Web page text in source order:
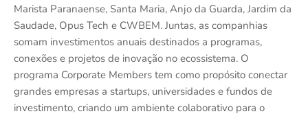
Marista Paranaense, Santa Maria, Anjo da Guarda, Jardim da
Saudade, Opus Tech e CWBEM. Juntas, as companhias
somam investimentos anuais destinados a programas,
conexões e projetos de inovação no ecossistema. O
programa Corporate Members tem como propósito conectar
grandes empresas a startups, universidades e fundos de
investimento, criando um ambiente colaborativo para o